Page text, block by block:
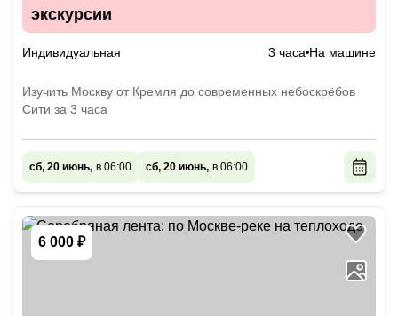
экскурсии
Индивидуальная 3 часа На машине
Изучить Москву от Кремля до современных небоскрёбов
Сити за 3 часа
сб, 20 июнь, в 06:00 сб, 20 июнь, в 06:00
6 000 ₽